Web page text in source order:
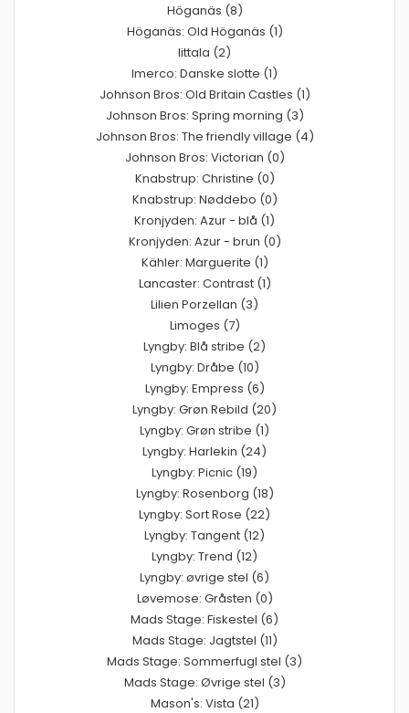
Höganäs (8)
Höganäs: Old Höganäs (1)
Iittala (2)
Imerco: Danske slotte (1)
Johnson Bros: Old Britain Castles (1)
Johnson Bros: Spring morning (3)
Johnson Bros: The friendly village (4)
Johnson Bros: Victorian (0)
Knabstrup: Christine (0)
Knabstrup: Nøddebo (0)
Kronjyden: Azur - blå (1)
Kronjyden: Azur - brun (0)
Kähler: Marguerite (1)
Lancaster: Contrast (1)
Lilien Porzellan (3)
Limoges (7)
Lyngby: Blå stribe (2)
Lyngby: Dråbe (10)
Lyngby: Empress (6)
Lyngby: Grøn Rebild (20)
Lyngby: Grøn stribe (1)
Lyngby: Harlekin (24)
Lyngby: Picnic (19)
Lyngby: Rosenborg (18)
Lyngby: Sort Rose (22)
Lyngby: Tangent (12)
Lyngby: Trend (12)
Lyngby: øvrige stel (6)
Løvemose: Gråsten (0)
Mads Stage: Fiskestel (6)
Mads Stage: Jagtstel (11)
Mads Stage: Sommerfugl stel (3)
Mads Stage: Øvrige stel (3)
Mason's: Vista (21)